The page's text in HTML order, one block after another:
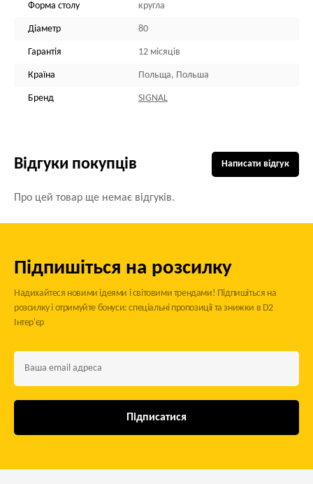
Форма столу кругла
Діаметр 80
Гарантія 12 місяців
Країна Польща, Польша
Бренд SIGNAL
Відгуки покупців
Про цей товар ще немає відгуків.
Написати відгук
Підпишіться на розсилку
Надихайтеся новими ідеями і світовими трендами! Підпишіться на
розсилку і отримуйте бонуси: спеціальні пропозиції та знижки в D2
Інтер'єр
Підписатися